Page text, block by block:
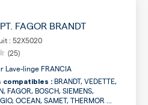
FAGOR BRANDT
: 52X5020
(25)
Lave-linge FRANCIA
compatibles : BRANDT, VEDETTE,
FAGOR, BOSCH, SIEMENS,
OCEAN, SAMET, THERMOR ...